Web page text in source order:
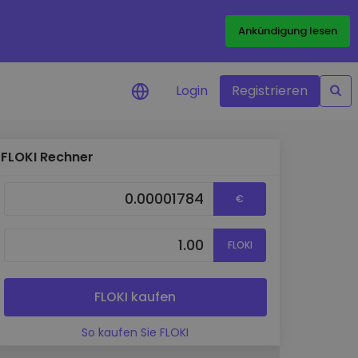
Ankündigung lesen
Login Registrieren
FLOKI Rechner
€
FLOKI
FLOKI kaufen
So kaufen Sie FLOKI